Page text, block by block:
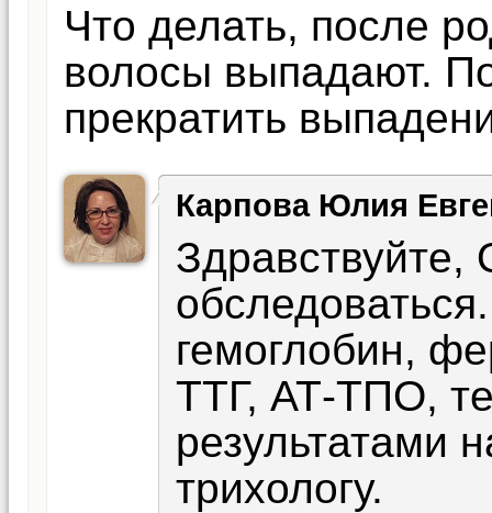
Что делать, после
волосы выпадают.
прекратить
Карпова Юлия
гемоглобин,
ТТГ, АТ-ТПО,
результатами
трихологу.